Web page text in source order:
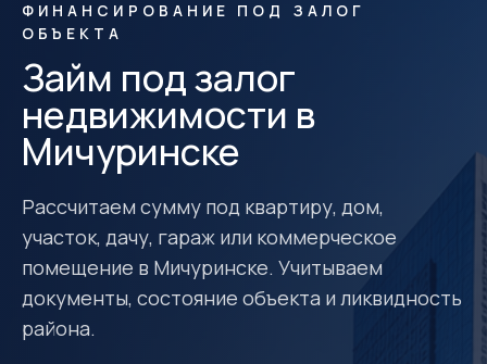
ФИНАНСИРОВАНИЕ ПОД ЗАЛОГ
ОБЪЕКТА
Займ под залог
недвижимости в
Мичуринске
Рассчитаем сумму под квартиру, дом,
участок, дачу, гараж или коммерческое
помещение в Мичуринске. Учитываем
документы, состояние объекта и ликвидность
района.